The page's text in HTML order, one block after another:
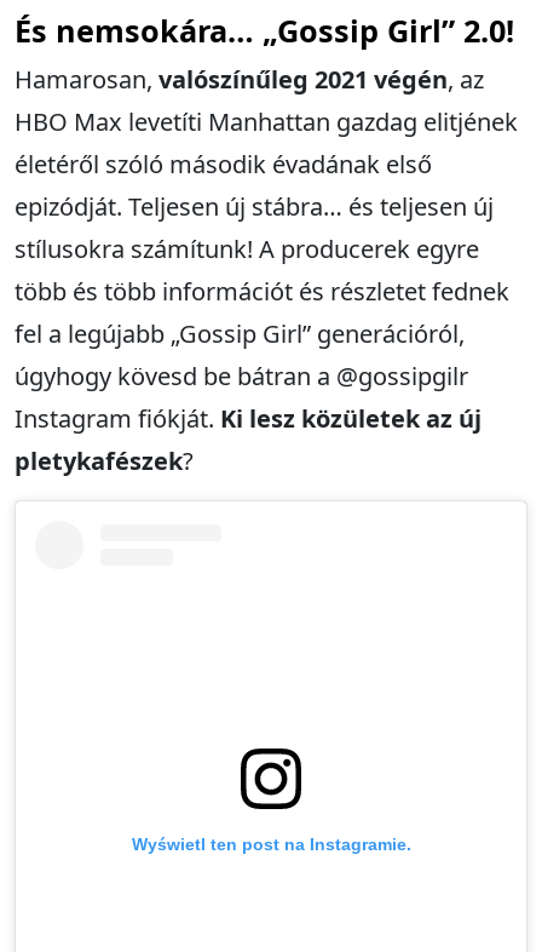
És nemsokára… „Gossip Girl” 2.0!
Hamarosan, valószínűleg 2021 végén, az
HBO Max levetíti Manhattan gazdag elitjének
életéről szóló második évadának első
epizódját. Teljesen új stábra… és teljesen új
stílusokra számítunk! A producerek egyre
több és több információt és részletet fednek
fel a legújabb „Gossip Girl” generációról,
úgyhogy kövesd be bátran a @gossipgilr
Instagram fiókját. Ki lesz közületek az új
pletykafészek?
Wyświetl ten post na Instagramie.